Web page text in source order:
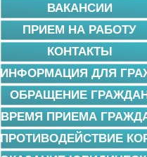
ВАКАНСИИ
ПРИЕМ НА РАБОТУ
КОНТАКТЫ
ИНФОРМАЦИЯ ДЛЯ
ОБРАЩЕНИЕ
ВРЕМЯ ПРИЕМА
ПРОТИВОДЕЙСТВИЕ